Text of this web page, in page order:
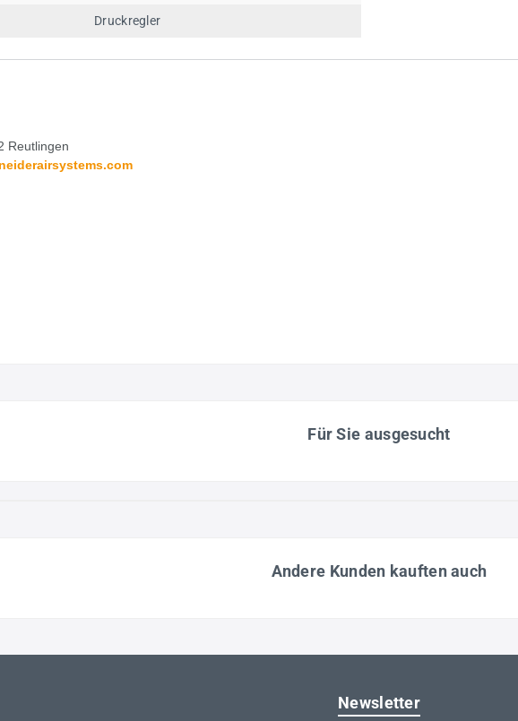
Druckregler
Reutlingen
Für Sie ausgesucht
Andere Kunden kauften auch
Newsletter